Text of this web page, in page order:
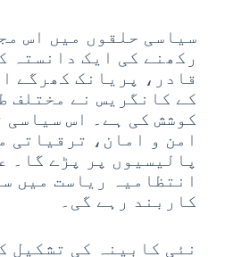
سیاسی حلقوں میں اس
رکھنے کی ایک دانستہ
قادر، پریانک کھرگے
کے کانگریس نے مختلف
کوشش کی ہے۔ اس سیاسی
امن و امان، ترقیاتی
پالیسیوں پر پڑے گا۔
انتظامیہ ریاست میں
کاربند رہے گی۔
نئی کابینہ کی تشکیل